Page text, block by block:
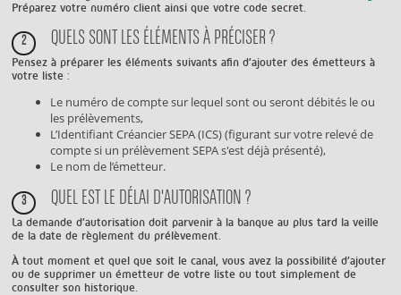
Préparez votre numéro client ainsi que votre code secret.
2 QUELS SONT LES ÉLÉMENTS À PRÉCISER ?
Pensez à préparer les éléments suivants afin d’ajouter des émetteurs à
votre liste :
Le numéro de compte sur lequel sont ou seront débités le ou
les prélèvements,
L’Identifiant Créancier SEPA (ICS) (figurant sur votre relevé de
compte si un prélèvement SEPA s'est déjà présenté),
Le nom de l’émetteur.
3 QUEL EST LE DÉLAI D'AUTORISATION ?
La demande d’autorisation doit parvenir à la banque au plus tard la veille
de la date de règlement du prélèvement.
À tout moment et quel que soit le canal, vous avez la possibilité d’ajouter
ou de supprimer un émetteur de votre liste ou tout simplement de
consulter son historique.